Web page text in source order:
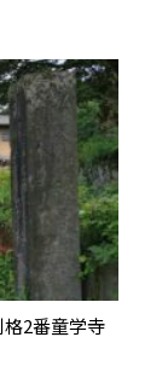
2番童学寺